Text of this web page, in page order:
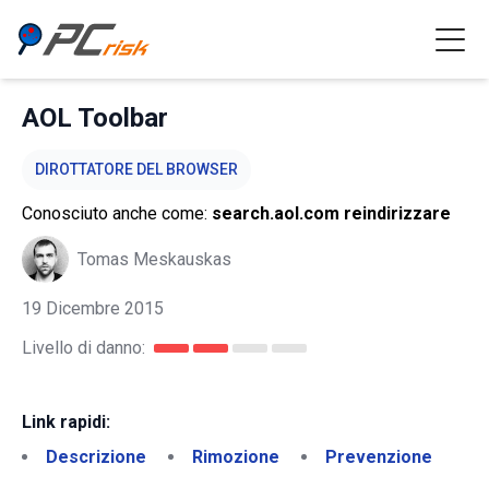
AOL Toolbar
DIROTTATORE DEL BROWSER
Conosciuto anche come: search.aol.com reindirizzare
Tomas Meskauskas
19 Dicembre 2015
Livello di danno:
Link rapidi:
Descrizione
Rimozione Prevenzione